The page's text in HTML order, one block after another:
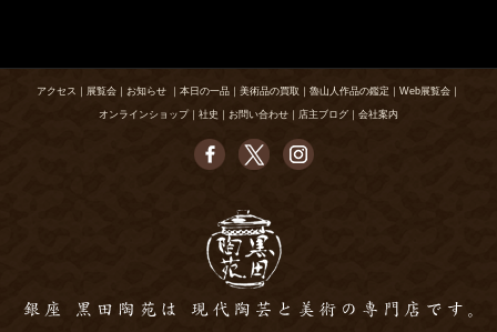
アクセス ｜ 展覧会 ｜ お知らせ ｜ 本日の一品 ｜ 美術品の買取 ｜ 魯山人作品の鑑定 ｜ Web展覧会 ｜
オンラインショップ｜ 社史 ｜ お問い合わせ ｜ 店主ブログ ｜ 会社案内